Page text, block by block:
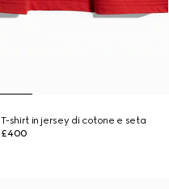
T-shirt in jersey di cotone e seta
£400